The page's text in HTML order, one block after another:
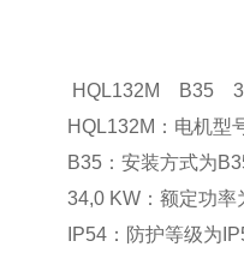
HQL132M B35
HQL132M：电机型
B35：安装方式为
34,0 KW：额定功率
IP54：防护等级为